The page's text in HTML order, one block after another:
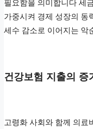
필요함을 의미합니다 세
가중시켜 경제 성장의 동
세수 감소로 이어지는 악
건강보험 지출의 증
고령화 사회와 함께 의료